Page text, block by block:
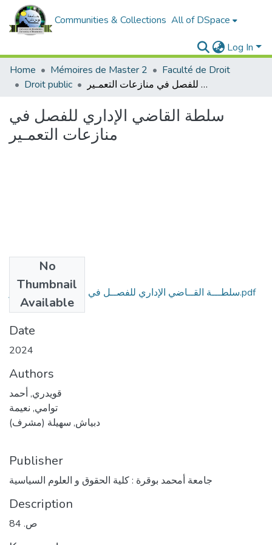
Communities & Collections All of DSpace
Log In
Home
Mémoires de Master 2
Faculté de Droit
Droit public
سلطة القاضي الإداري للفصل في منازعات التعمـير
سلطة القاضي الإداري للفصل في
منازعات التعمـير
No
Thumbnail
Available
سلطـــة القــاضي الإداري للفصــل في منازعــات التعمــير.pdf
(4.62 MB)
Date
2024
Authors
قويدري, أحمد
توامي, نعيمة
دبياش, سهيلة (مشرف)
Publisher
جامعة أمحمد بوقرة : كلية الحقوق و العلوم السياسية
Description
ص. 84